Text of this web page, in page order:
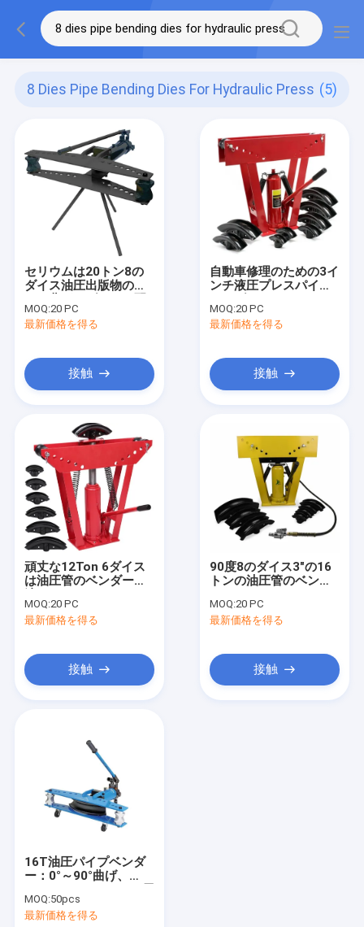
8 Dies Pipe Bending Dies For Hydraulic Press (5)
セリウムは20トン8の
ダイス油圧出版物のた
管する
MOQ:20 PC
最新価格を得る
接触
自動車修理のための3イ
ンチ液圧プレスパイプ
MOQ:20 PC
最新価格を得る
接触
頑丈な12Ton 6ダイス
は油圧管のベンダーを
MOQ:20 PC
最新価格を得る
接触
90度8のダイス3"の16
トンの油圧管のベンダ
MOQ:20 PC
最新価格を得る
接触
16T油圧パイプベンダ
ー：0°～90°曲げ、
外/自動車/家庭用パイ
プ作業用
MOQ:50pcs
最新価格を得る